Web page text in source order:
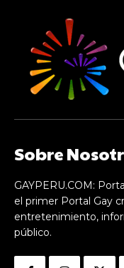
Sobre
GAYPERU.COM:
el primer Portal Gay
entretenimiento,
público.